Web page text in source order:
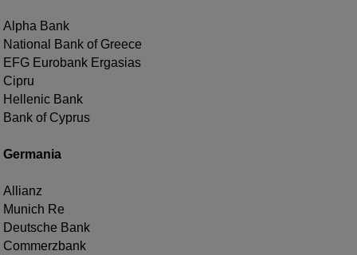
Alpha Bank
National Bank of Greece
EFG Eurobank Ergasias
Cipru
Hellenic Bank
Bank of Cyprus
Germania
Allianz
Munich Re
Deutsche Bank
Commerzbank